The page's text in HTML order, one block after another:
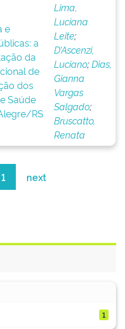
e
a
da
de
dos
Saúde
RS
Lima,
Luciana
Leite;
D’Ascenzi,
Luciano;Dias,
Gianna
Vargas
Salgado;
Bruscatto,
Renata
1 next
1